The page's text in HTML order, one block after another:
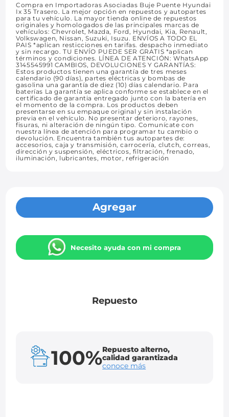
Compra en Importadoras Asociadas Buje Puente Hyundai
Ix 35 Trasero. La mejor opción en repuestos y autopartes
para tu vehículo. La mayor tienda online de repuestos
originales y homologados de las principales marcas de
vehículos: Chevrolet, Mazda, Ford, Hyundai, Kia, Renault,
Volkswagen, Nissan, Suzuki, Isuzu. ENVÍOS A TODO EL
PAIS *aplican resticciones en tarifas. despacho inmediato
y sin recargo. TU ENVÍO PUEDE SER GRATIS *aplican
términos y condiciones. LÍNEA DE ATENCIÓN: WhatsApp
3145545991 CAMBIOS, DEVOLUCIONES Y GARANTÍAS:
Estos productos tienen una garantía de tres meses
calendario (90 días), partes eléctricas y bombas de
gasolina una garantía de diez (10) días calendario. Para
baterías La garantía se aplica conforme se establece en el
certificado de garantia entregado junto con la batería en
el momento de la compra. Los productos deben
presentarse en su empaque original y sin instalación
previa en el vehículo. No presentar deterioro, rayones,
fisuras, ni alteración de ningún tipo. Comunícate con
nuestra línea de atención para programar tu cambio o
devolución. Encuentra también tus autopartes de:
accesorios, caja y transmisión, carrocería, clutch, correas,
dirección y suspensión, eléctricos, filtración, frenado,
iluminación, lubricantes, motor, refrigeración
Agregar
Necesito ayuda con mi compra
Repuesto
100%Repuesto alterno,
calidad garantizada
conoce más